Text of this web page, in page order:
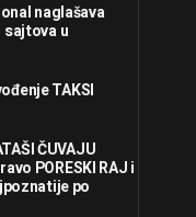
naglašava
u
TAKSI
ČUVAJU
PORESKI RAJ i
po